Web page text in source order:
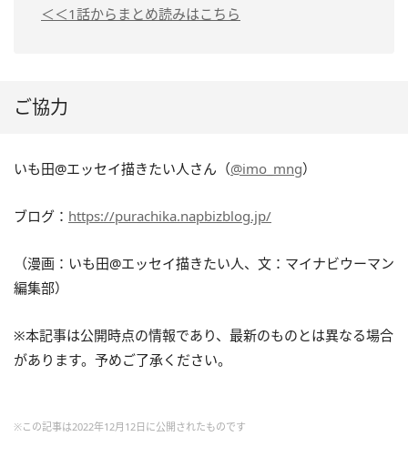
＜＜1話からまとめ読みはこちら
ご協力
いも田@エッセイ描きたい人さん（@imo_mng）
ブログ： https://purachika.napbizblog.jp/
（漫画：いも田@エッセイ描きたい人、文：マイナビウーマン
編集部）
※本記事は公開時点の情報であり、最新のものとは異なる場合
があります。予めご了承ください。
※この記事は2022年12月12日に公開されたものです